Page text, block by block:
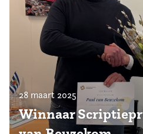
28 maart 2025
Winnaar